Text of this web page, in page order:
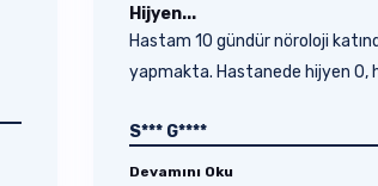
Hijyen...
Hastam 10 gündür nöroloji katında yatış
yapmakta. Hastanede hijyen 0,
S*** G****
Devamını Oku